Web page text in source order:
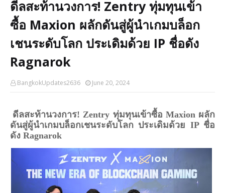
ดีลสะท้านวงการ! Zentry ทุ่มทุนเข้า
ซื้อ Maxion ผลักดันสู่ผู้นำเกมบล็อก
เชนระดับโลก ประเดิมด้วย IP ชื่อดัง
Ragnarok
BangkokUpdates2636 June 20, 2024
ดีลสะท้านวงการ! Zentry ทุ่มทุนเข้าซื้อ Maxion ผลัก
ดันสู่ผู้นำเกมบล็อกเชนระดับโลก ประเดิมด้วย IP ชื่อ
ดัง Ragnarok